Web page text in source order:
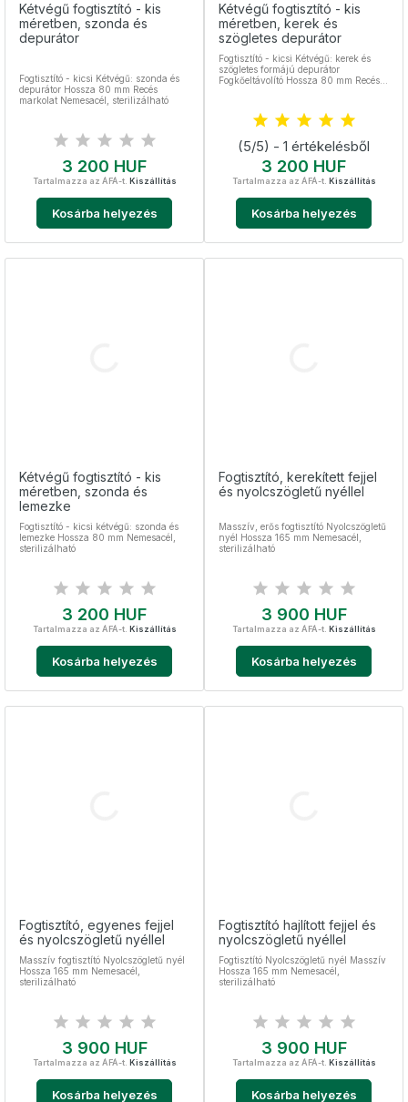
Kétvégű fogtisztító - kis
méretben, szonda és
depurátor
Fogtisztító - kicsi Kétvégű: szonda és
depurátor Hossza 80 mm Recés
markolat Nemesacél, sterilizálható
Ár
3 200 HUF
Tartalmazza az ÁFÁ-t. Kiszállítás
Kosárba helyezés
Kétvégű fogtisztító - kis
méretben, kerek és
szögletes depurátor
Fogtisztító - kicsi Kétvégű: kerek és
szögletes formájú depurátor
Fogkőeltávolító Hossza 80 mm Recés
(5/5) - 1 értékelésből
Ár
3 200 HUF
Tartalmazza az ÁFÁ-t. Kiszállítás
Kosárba helyezés
Kétvégű fogtisztító - kis
méretben, szonda és
lemezke
Fogtisztító - kicsi kétvégű: szonda és
lemezke Hossza 80 mm Nemesacél,
sterilizálható
Ár
3 200 HUF
Tartalmazza az ÁFÁ-t. Kiszállítás
Kosárba helyezés
Fogtisztító, kerekített fejjel
és nyolcszögletű nyéllel
Masszív, erős fogtisztító Nyolcszögletű
nyél Hossza 165 mm Nemesacél,
sterilizálható
Ár
3 900 HUF
Tartalmazza az ÁFÁ-t. Kiszállítás
Kosárba helyezés
Fogtisztító, egyenes fejjel
és nyolcszögletű nyéllel
Masszív fogtisztító Nyolcszögletű nyél
Hossza 165 mm Nemesacél,
sterilizálható
Ár
3 900 HUF
Tartalmazza az ÁFÁ-t. Kiszállítás
Kosárba helyezés
Fogtisztító hajlított fejjel és
nyolcszögletű nyéllel
Fogtisztító Nyolcszögletű nyél Masszív
Hossza 165 mm Nemesacél,
sterilizálható
Ár
3 900 HUF
Tartalmazza az ÁFÁ-t. Kiszállítás
Kosárba helyezés